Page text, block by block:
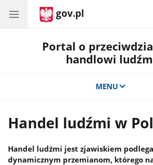
gov.pl
Portal o
handlowi
MENU
Handel ludźmi w
Handel ludźmi jest zjawiskiem
dynamicznym przemianom, którego